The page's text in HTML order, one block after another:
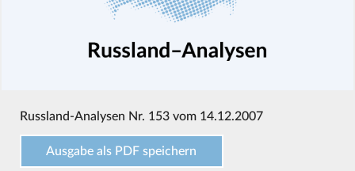
Russland-Analysen Nr. 153 vom 14.12.2007
Ausgabe als PDF speichern